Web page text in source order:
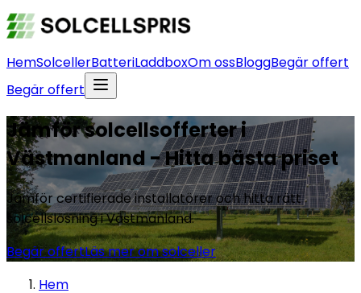
HemSolcellerBatteriLaddboxOm ossBloggBegär offert
Begär offert
Jämför solcellsofferter i
Västmanland - Hitta bästa priset
Jämför certifierade installatörer och hitta rätt
solcellslösning i Västmanland.
Begär offertLäs mer om solceller
Hem